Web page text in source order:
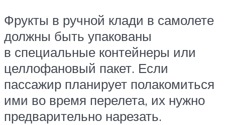
Фрукты в ручной клади в самолете
должны быть упакованы
в специальные контейнеры или
целлофановый пакет. Если
пассажир планирует полакомиться
ими во время перелета, их нужно
предварительно нарезать.